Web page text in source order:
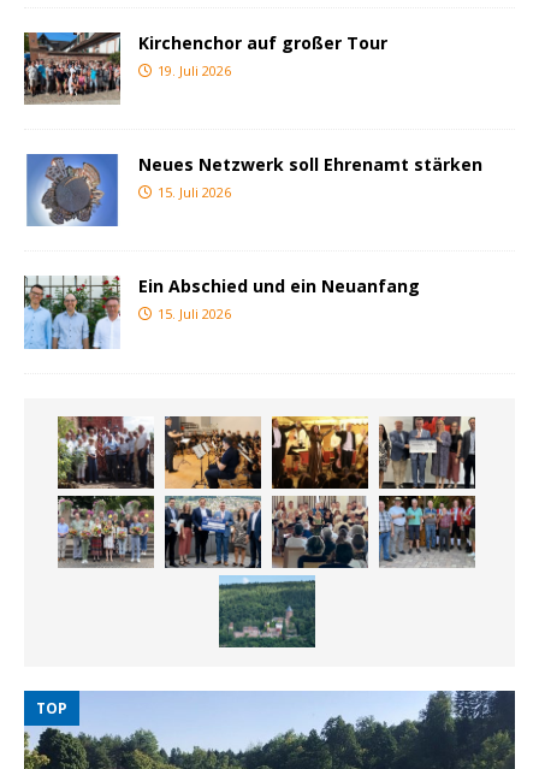
Kirchenchor auf großer Tour
19. Juli 2026
Neues Netzwerk soll Ehrenamt stärken
15. Juli 2026
Ein Abschied und ein Neuanfang
15. Juli 2026
TOP